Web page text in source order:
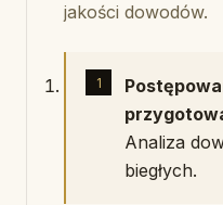
jakości dowodów.
Analiza
biegłych.